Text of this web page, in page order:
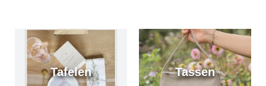
Tafelen Tassen